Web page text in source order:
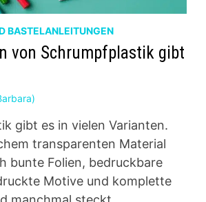
BASTELANLEITUNGEN
von Schrumpfplastik gibt
gibt es in vielen Varianten.
transparenten Material
bunte Folien, bedruckbare
Motive und komplette